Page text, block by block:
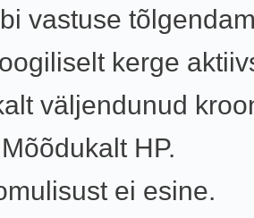
vastuse
kerge
väljendunud
HP.
ei esine.